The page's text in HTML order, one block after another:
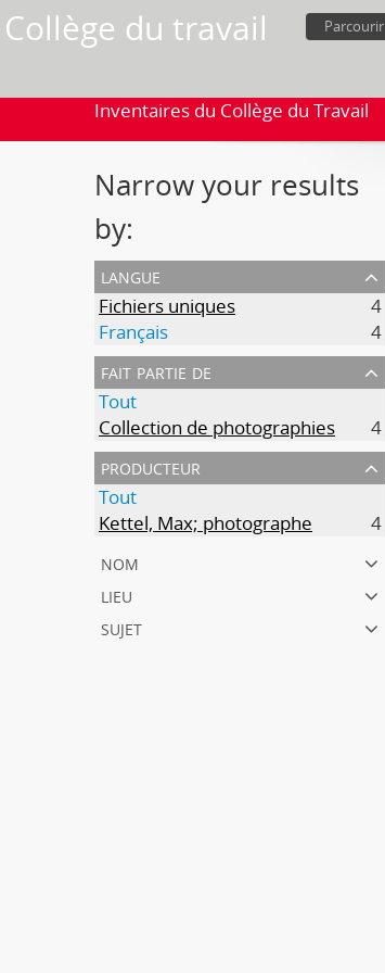
Collège du travail Parcourir
Inventaires du Collège du Travail
Narrow your results
by:
langue
Fichiers uniques
4
Français
4
fait partie de
Tout
Collection de photographies
4
producteur
Tout
Kettel, Max; photographe
4
nom
lieu
sujet